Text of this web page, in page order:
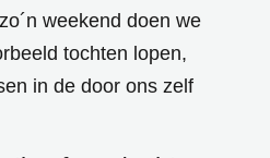
weekend doen we
tochten lopen,
in de door ons zelf